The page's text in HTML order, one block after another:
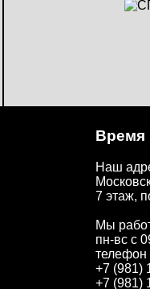
Время
Наш
7 этаж,
Мы
пн-вс с
телефон
+7 (981)
+7 (981)